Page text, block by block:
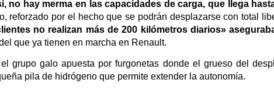
no hay merma en las capacidades de carga, que llega
reforzado por el hecho que se podrán desplazarse con total
no realizan más de 200 kilómetros diarios»
que ya tienen en marcha en Renault.
grupo galo apuesta por furgonetas donde el grueso del
pila de hidrógeno que permite extender la autonomía.